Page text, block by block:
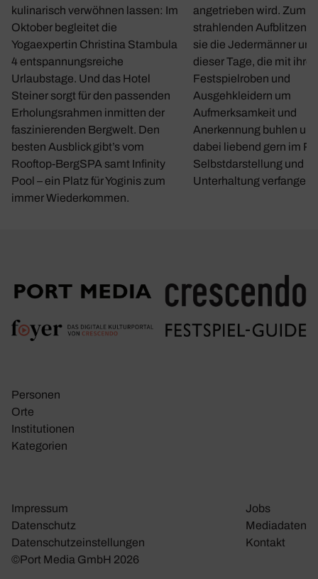
kulinarisch verwöhnen lassen: Im
Oktober begleitet die
Yogaexpertin Christina Stambula
4 entspannungsreiche
Urlaubstage. Und das Hotel
Steiner sorgt für den passenden
Erholungsrahmen inmitten der
faszinierenden Bergwelt. Den
besten Ausblick gibt’s vom
Rooftop-BergSPA samt Infinity
Pool – ein Platz für Yoginis zum
immer Wiederkommen.
angetrieben wird. Zum
strahlenden Aufblitzen
sie die Jedermänner
dieser Tage, die mit ihren
Festspielroben und
Ausgehkleidern um
Aufmerksamkeit und
Anerkennung buhlen
dabei liebend gern im
Selbstdarstellung und
Unterhaltung verfangen.
Personen
Orte
Insti­tu­tionen
Kate­go­rien
©Port Media GmbH 2026
Impressum
Daten­schutz
Daten­schutz­ein­stel­lungen
Jobs
Media­daten
Kontakt